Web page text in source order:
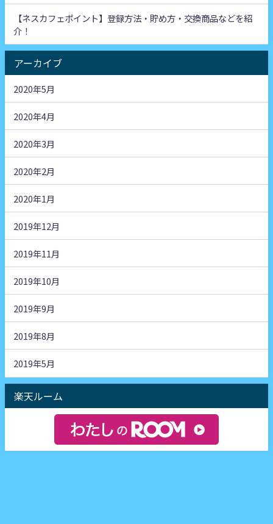
【ネスカフェポイント】登録方法・貯め方・交換商品などを紹
介！
アーカイブ
2020年5月
2020年4月
2020年3月
2020年2月
2020年1月
2019年12月
2019年11月
2019年10月
2019年9月
2019年8月
2019年5月
楽天ルーム